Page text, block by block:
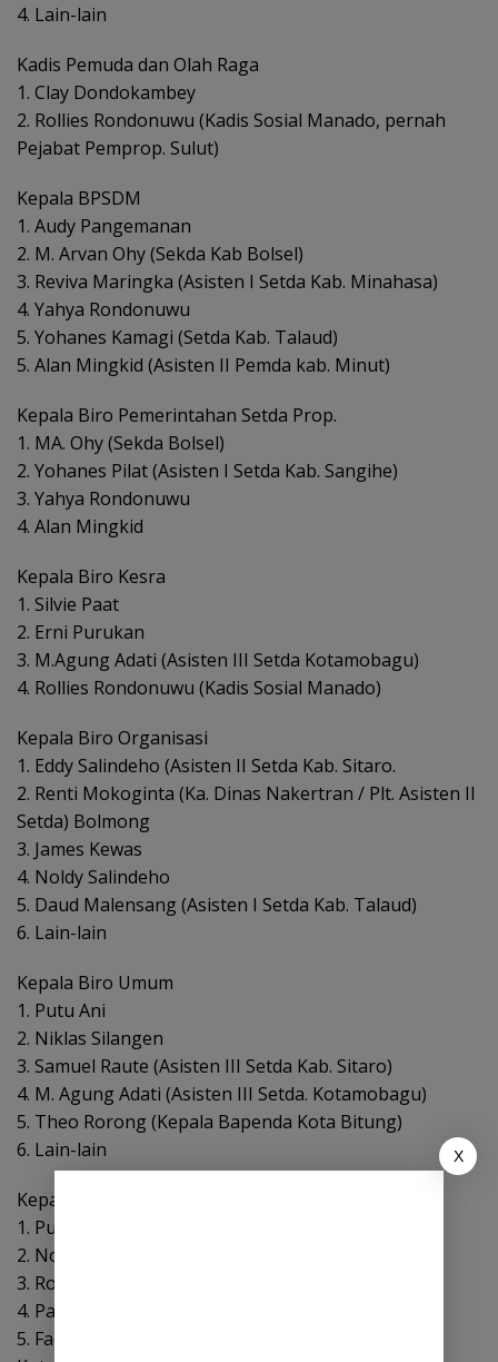
4. Lain-lain
Kadis Pemuda dan Olah Raga
1. Clay Dondokambey
2. Rollies Rondonuwu (Kadis Sosial Manado, pernah
Pejabat Pemprop. Sulut)
Kepala BPSDM
1. Audy Pangemanan
2. M. Arvan Ohy (Sekda Kab Bolsel)
3. Reviva Maringka (Asisten I Setda Kab. Minahasa)
4. Yahya Rondonuwu
5. Yohanes Kamagi (Setda Kab. Talaud)
5. Alan Mingkid (Asisten II Pemda kab. Minut)
Kepala Biro Pemerintahan Setda Prop.
1. MA. Ohy (Sekda Bolsel)
2. Yohanes Pilat (Asisten I Setda Kab. Sangihe)
3. Yahya Rondonuwu
4. Alan Mingkid
Kepala Biro Kesra
1. Silvie Paat
2. Erni Purukan
3. M.Agung Adati (Asisten III Setda Kotamobagu)
4. Rollies Rondonuwu (Kadis Sosial Manado)
Kepala Biro Organisasi
1. Eddy Salindeho (Asisten II Setda Kab. Sitaro.
2. Renti Mokoginta (Ka. Dinas Nakertran / Plt. Asisten II
Setda) Bolmong
3. James Kewas
4. Noldy Salindeho
5. Daud Malensang (Asisten I Setda Kab. Talaud)
6. Lain-lain
Kepala Biro Umum
1. Putu Ani
2. Niklas Silangen
3. Samuel Raute (Asisten III Setda Kab. Sitaro)
4. M. Agung Adati (Asisten III Setda. Kotamobagu)
5. Theo Rorong (Kepala Bapenda Kota Bitung)
6. Lain-lain
Kepala Biro Administrasi Pimpinan
1. Putu Ani
2. Noldy Salindeho
3. Rollies Rondonuwu
4. Parman Ginano (Sekretaris DPRD. Bolmong)
5. Fachri Damopolii (Kadis Kominfo Pemda
X